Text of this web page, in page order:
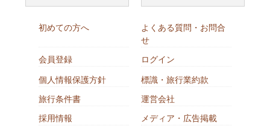
初めての方へ
よくある質問・お問合
せ
会員登録
ログイン
個人情報保護方針
標識・旅行業約款
旅行条件書
運営会社
採用情報
メディア・広告掲載